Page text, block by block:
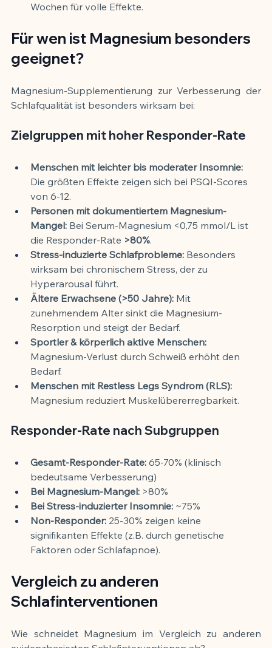
Wochen für volle Effekte.
Für wen ist Magnesium besonders
geeignet?
Magnesium-Supplementierung zur Verbesserung der
Schlafqualität ist besonders wirksam bei:
Zielgruppen mit hoher Responder-Rate
Menschen mit leichter bis moderater Insomnie:
Die größten Effekte zeigen sich bei PSQI-Scores
von 6-12.
Personen mit dokumentiertem Magnesium-
Mangel: Bei Serum-Magnesium <0,75 mmol/L ist
die Responder-Rate >80%.
Stress-induzierte Schlafprobleme: Besonders
wirksam bei chronischem Stress, der zu
Hyperarousal führt.
Ältere Erwachsene (>50 Jahre): Mit
zunehmendem Alter sinkt die Magnesium-
Resorption und steigt der Bedarf.
Sportler & körperlich aktive Menschen:
Magnesium-Verlust durch Schweiß erhöht den
Bedarf.
Menschen mit Restless Legs Syndrom (RLS):
Magnesium reduziert Muskelübererregbarkeit.
Responder-Rate nach Subgruppen
Gesamt-Responder-Rate: 65-70% (klinisch
bedeutsame Verbesserung)
Bei Magnesium-Mangel: >80%
Bei Stress-induzierter Insomnie: ~75%
Non-Responder: 25-30% zeigen keine
signifikanten Effekte (z.B. durch genetische
Faktoren oder Schlafapnoe).
Vergleich zu anderen
Schlafinterventionen
Wie schneidet Magnesium im Vergleich zu anderen